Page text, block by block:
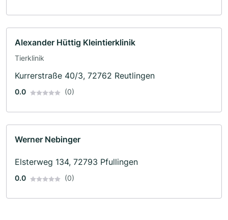
Alexander Hüttig Kleintierklinik
Tierklinik
Kurrerstraße 40/3, 72762 Reutlingen
0.0 (0)
Werner Nebinger
Elsterweg 134, 72793 Pfullingen
0.0 (0)